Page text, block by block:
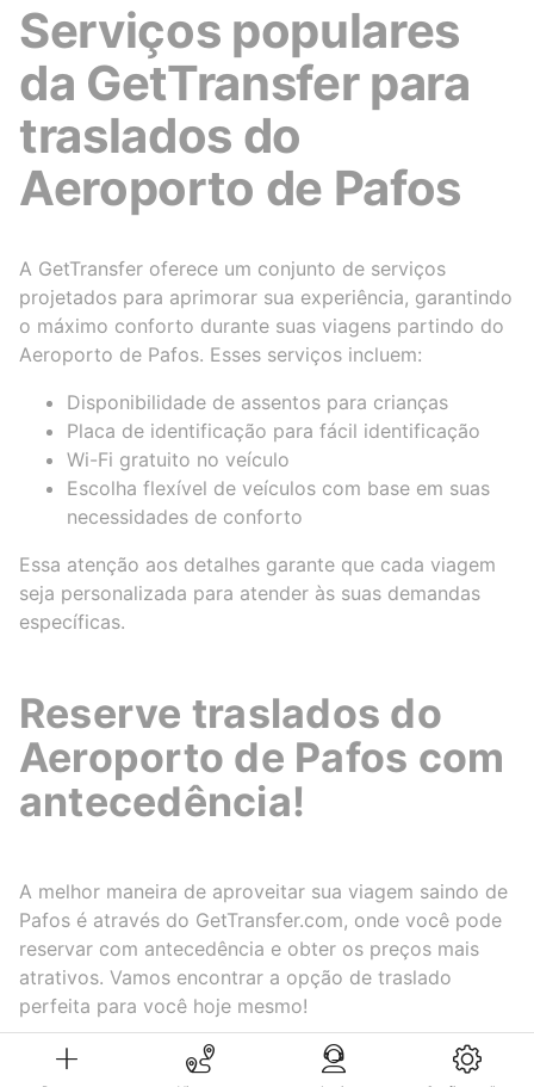
Serviços populares
da GetTransfer para
traslados do
Aeroporto de Pafos
A GetTransfer oferece um conjunto de serviços
projetados para aprimorar sua experiência, garantindo
o máximo conforto durante suas viagens partindo do
Aeroporto de Pafos. Esses serviços incluem:
Disponibilidade de assentos para crianças
Placa de identificação para fácil identificação
Wi-Fi gratuito no veículo
Escolha flexível de veículos com base em suas
necessidades de conforto
Essa atenção aos detalhes garante que cada viagem
seja personalizada para atender às suas demandas
específicas.
Reserve traslados do
Aeroporto de Pafos com
antecedência!
A melhor maneira de aproveitar sua viagem saindo de
Pafos é através do GetTransfer.com, onde você pode
reservar com antecedência e obter os preços mais
atrativos. Vamos encontrar a opção de traslado
perfeita para você hoje mesmo!